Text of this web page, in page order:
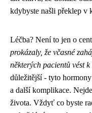
kdybyste našli překlep v
Léčba? Není to jen o
prokázaly, že včasné
některých pacientů vést
důležitější - tyto
a další komplikace.
života. Vždyť co byste